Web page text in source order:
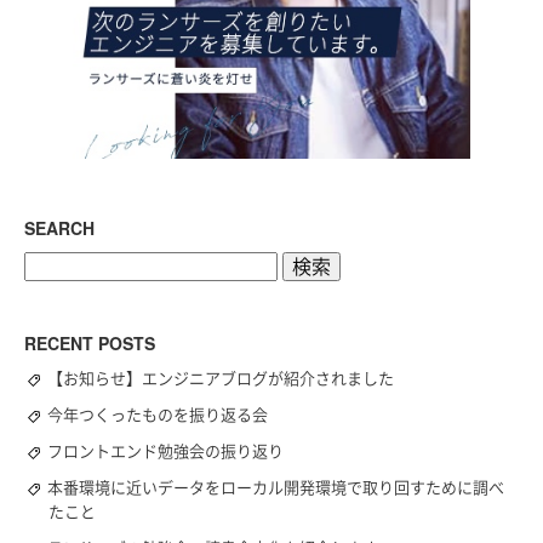
SEARCH
RECENT POSTS
【お知らせ】エンジニアブログが紹介されました
今年つくったものを振り返る会
フロントエンド勉強会の振り返り
本番環境に近いデータをローカル開発環境で取り回すために調べ
たこと